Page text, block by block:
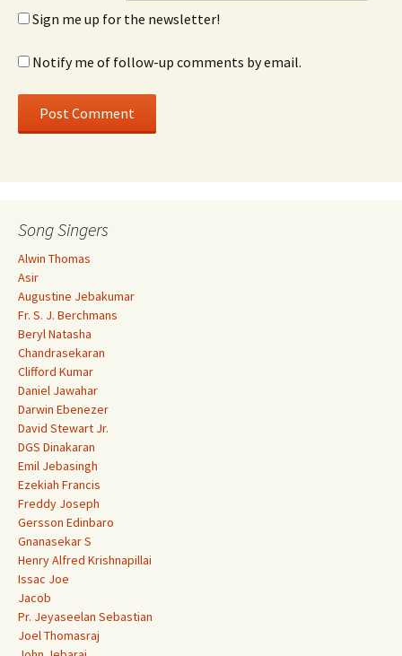
Sign me up for the newsletter!
Notify me of follow-up comments by email.
Song Singers
Alwin Thomas
Asir
Augustine Jebakumar
Fr. S. J. Berchmans
Beryl Natasha
Chandrasekaran
Clifford Kumar
Daniel Jawahar
Darwin Ebenezer
David Stewart Jr.
DGS Dinakaran
Emil Jebasingh
Ezekiah Francis
Freddy Joseph
Gersson Edinbaro
Gnanasekar S
Henry Alfred Krishnapillai
Issac Joe
Jacob
Pr. Jeyaseelan Sebastian
Joel Thomasraj